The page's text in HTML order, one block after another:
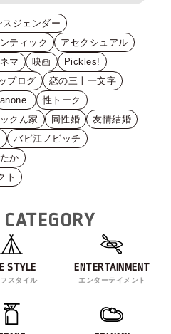
スジェンダー
ティック
アセクシュアル
マ 映画
Pickles!
プログ
恋の三十一文字
anone.
性トーク
クん家 同性婚
友情結婚
バビ江ノビッチ
か
ト
STYLE
スタイル
ENTERTAINMENT
エンターテイメント